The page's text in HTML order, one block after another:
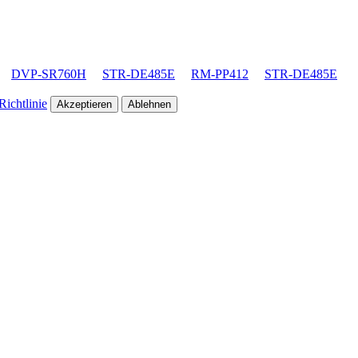
DVP-SR760H STR-DE485E RM-PP412
STR-DE485E
Akzeptieren Ablehnen